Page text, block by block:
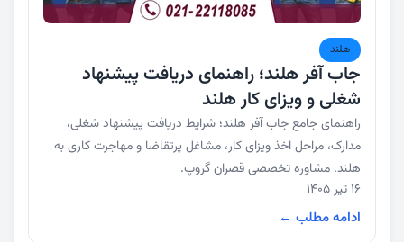
هلند
جاب آفر هلند؛ راهنمای دریافت پیشنهاد
شغلی و ویزای کار هلند
راهنمای جامع جاب آفر هلند؛ شرایط دریافت پیشنهاد شغلی،
مدارک، مراحل اخذ ویزای کار، مشاغل پرتقاضا و مهاجرت کاری به
هلند. مشاوره تخصصی قصران گروپ.
16 تیر 1405
ادامه مطلب ←